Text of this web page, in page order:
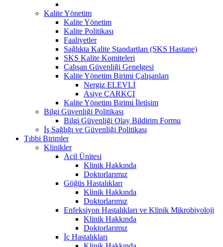
Kalite Yönetim
Kalite Yönetim
Kalite Politikası
Faaliyetler
Sağlıkta Kalite Standartları (SKS Hastane)
SKS Kalite Komiteleri
Çalışan Güvenliği Genelgesi
Kalite Yönetim Birimi Çalışanları
Nergiz ELEVLİ
Asiye ÇARKÇI
Kalite Yönetim Birimi İletişim
Bilgi Güvenliği Politikası
Bilgi Güvenliği Olay Bildirim Formu
İş Sağlığı ve Güvenliği Politikası
Tıbbi Birimler
Klinikler
Acil Ünitesi
Klinik Hakkında
Doktorlarımız
Göğüs Hastalıkları
Klinik Hakkında
Doktorlarımız
Enfeksiyon Hastalıkları ve Klinik Mikrobiyoloji
Klinik Hakkında
Doktorlarımız
İç Hastalıkları